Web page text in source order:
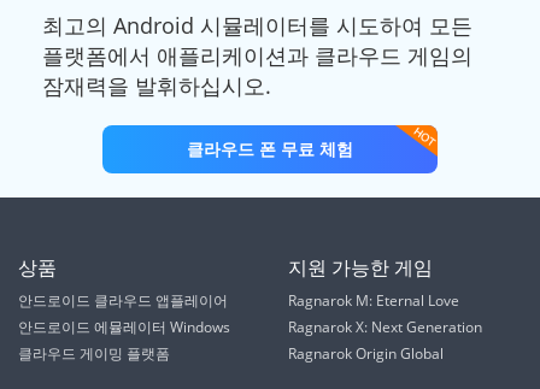
최고의 Android 시뮬레이터를 시도하여 모든
플랫폼에서 애플리케이션과 클라우드 게임의
잠재력을 발휘하십시오.
클라우드 폰 무료 체험
상품
안드로이드 클라우드 앱플레이어
안드로이드 에뮬레이터 Windows
클라우드 게이밍 플랫폼
지원 가능한 게임
Ragnarok M: Eternal Love
Ragnarok X: Next Generation
Ragnarok Origin Global